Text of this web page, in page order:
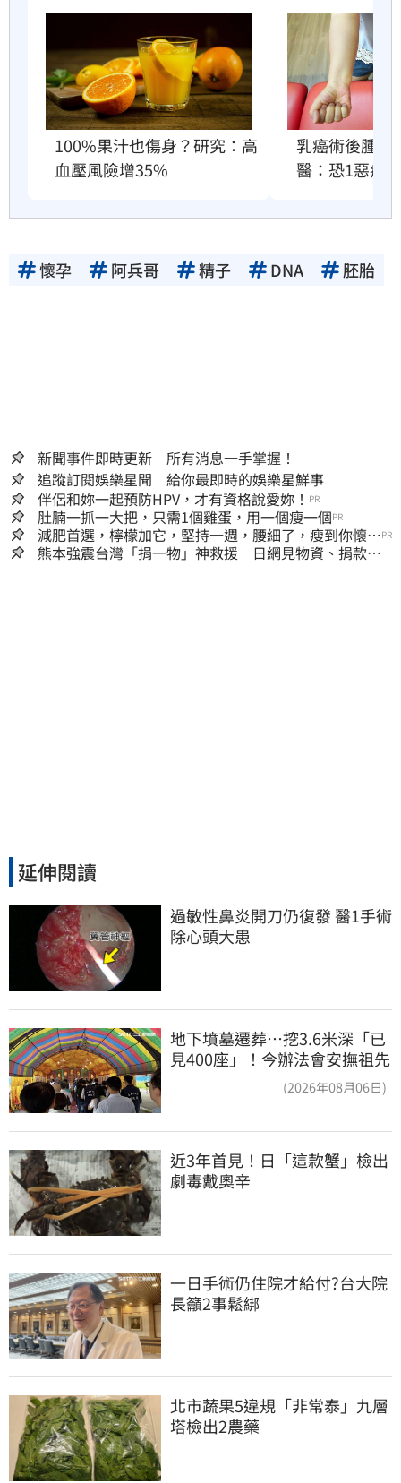
100%果汁也傷身？研究：高
血壓風險增35%
乳癌術後腫成
醫：恐1惡疾
懷孕 阿兵哥 精子 DNA 胚胎
新聞事件即時更新 所有消息一手掌握！
追蹤訂閱娛樂星聞 給你最即時的娛樂星鮮事
伴侶和妳一起預防HPV，才有資格說愛妳！ PR
肚腩一抓一大把，只需1個雞蛋，用一個瘦一個PR
減肥首選，檸檬加它，堅持一週，腰細了，瘦到你懷疑
人生
PR
熊本強震台灣「捐一物」神救援 日網見物資、捐款
延伸閱讀
過敏性鼻炎開刀仍復發 醫1手術
除心頭大患
地下墳墓遷葬…挖3.6米深「已
見400座」！今辦法會安撫祖先
(2026年08月06日)
近3年首見！日「這款蟹」檢出
劇毒戴奧辛
一日手術仍住院才給付?台大院
長籲2事鬆綁
北市蔬果5違規「非常泰」九層
塔檢出2農藥